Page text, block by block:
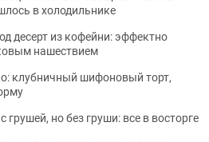
в холодильнике
десерт из кофейни: эффектно
нашествием
клубничный шифоновый торт,
грушей, но без груши: все в восторге